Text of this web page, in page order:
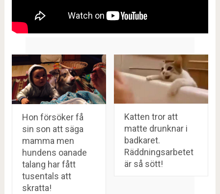
Hon försöker få
sin son att säga
mamma men
hundens oanade
talang har fått
tusentals att
skratta!
Katten tror att
matte drunknar i
badkaret.
Räddningsarbetet
är så sött!